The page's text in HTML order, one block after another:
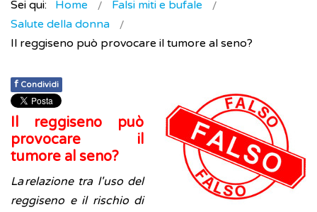
Sei qui: Home
Falsi miti e bufale
Salute della donna
Il reggiseno può provocare il tumore al seno?
f Condividi
Il reggiseno può
provocare il
tumore al seno?
La relazione tra l'uso del
reggiseno e il rischio di